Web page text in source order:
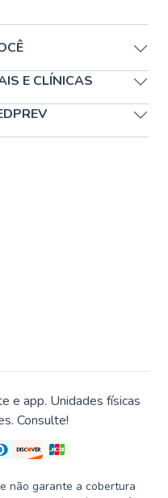
E CLÍNICAS
e app. Unidades físicas
Consulte!
não garante a cobertura